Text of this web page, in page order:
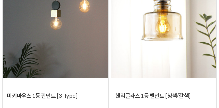
미키마우스 1등 펜던트 [3-Type] 헨리글라스 1등 펜던트 [청색/갈색]